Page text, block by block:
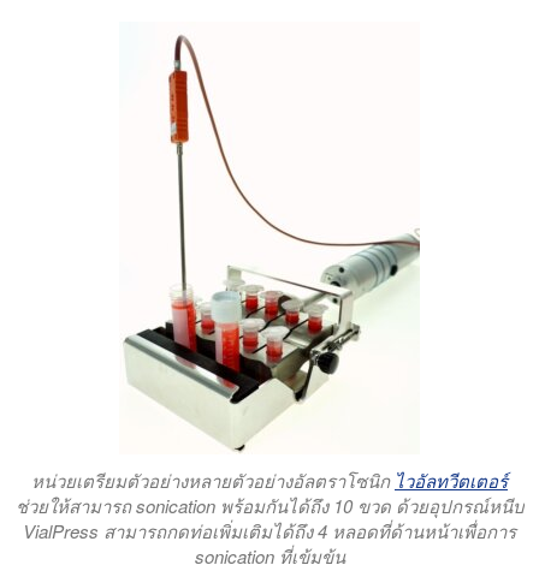
หน่วยเตรียมตัวอย่างหลายตัวอย่างอัลตราโซนิก ไวอัลทวีตเตอร์
ช่วยให้สามารถ sonication พร้อมกันได้ถึง 10 ขวด ด้วยอุปกรณ์หนีบ
VialPress สามารถกดท่อเพิ่มเติมได้ถึง 4 หลอดที่ด้านหน้าเพื่อการ
sonication ที่เข้มข้น